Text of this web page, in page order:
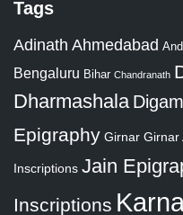
Tags
Adinath Ahmedabad
Bengaluru Bihar Chandranath
Dharmashala
Epigraphy Girnar Girnar
Inscriptions Jain
Inscriptions